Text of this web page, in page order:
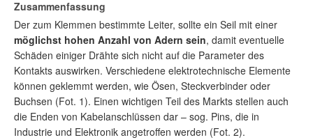
Zusammenfassung
Der zum Klemmen bestimmte Leiter, sollte ein Seil mit einer
möglichst hohen Anzahl von Adern sein, damit eventuelle
Schäden einiger Drähte sich nicht auf die Parameter des
Kontakts auswirken. Verschiedene elektrotechnische Elemente
können geklemmt werden, wie Ösen, Steckverbinder oder
Buchsen (Fot. 1). Einen wichtigen Teil des Markts stellen auch
die Enden von Kabelanschlüssen dar – sog. Pins, die in
Industrie und Elektronik angetroffen werden (Fot. 2).